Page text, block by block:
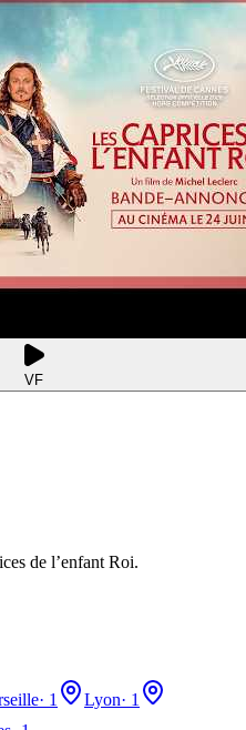
VF
de l’enfant Roi.
· 1 Lyon· 1